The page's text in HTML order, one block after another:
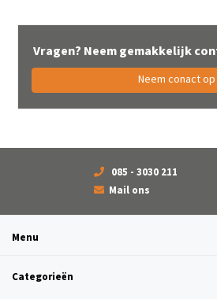
Vragen? Neem gemakkelijk
Neem conact op
085 - 3030 211
Mail ons
Menu
Categorieën